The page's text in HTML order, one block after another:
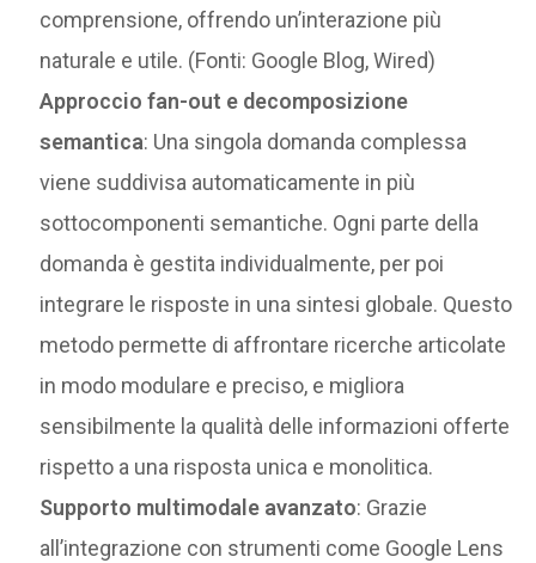
comprensione, offrendo un’interazione più
naturale e utile. (Fonti: Google Blog, Wired)
Approccio fan-out e decomposizione
semantica: Una singola domanda complessa
viene suddivisa automaticamente in più
sottocomponenti semantiche. Ogni parte della
domanda è gestita individualmente, per poi
integrare le risposte in una sintesi globale. Questo
metodo permette di affrontare ricerche articolate
in modo modulare e preciso, e migliora
sensibilmente la qualità delle informazioni offerte
rispetto a una risposta unica e monolitica.
Supporto multimodale avanzato: Grazie
all’integrazione con strumenti come Google Lens